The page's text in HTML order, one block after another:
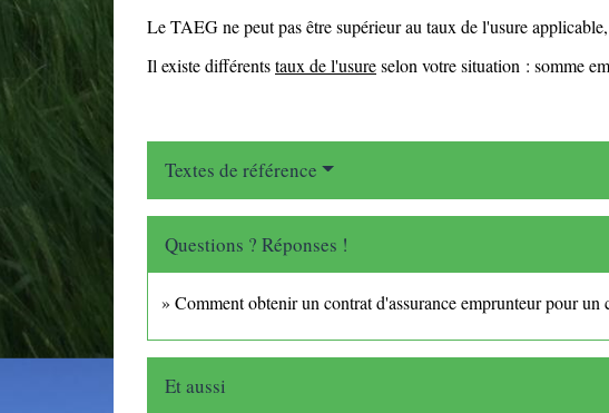
Le TAEG ne peut pas être supérieur au taux de l'usure
Il existe différentstaux de l'usureselon votre situation : somme
Textes de référence
Questions ? Réponses !
Comment obtenir un contrat d'assurance emprunteur pour
Et aussi